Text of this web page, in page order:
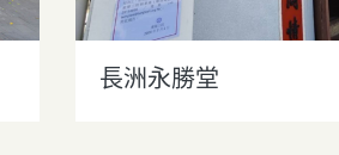
長洲永勝堂